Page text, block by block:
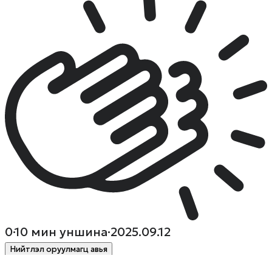
0·10 мин уншина·2025.09.12
Нийтлэл оруулмагц авья